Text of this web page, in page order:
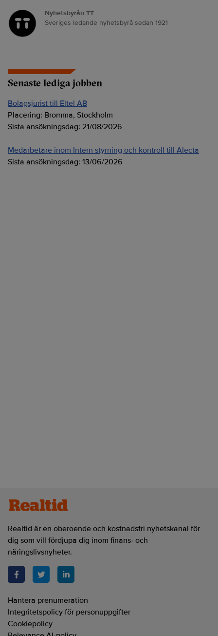
Nyhetsbyrån TT
Sveriges ledande nyhetsbyrå sedan 1921
Senaste lediga jobben
Bolagsjurist till Eltel AB
Placering: Bromma, Stockholm
Sista ansökningsdag: 21/08/2026
Medarbetare inom Intern styrning och kontroll till Alecta
Sista ansökningsdag: 13/06/2026
Realtid är en oberoende och kostnadsfri nyhetskanal för
dig som vill fördjupa dig inom finans- och
näringslivsnyheter.
Hantera prenumeration
Integritetspolicy för personuppgifter
Cookiepolicy